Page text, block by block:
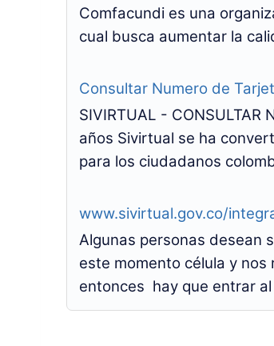
Comfacundi es una
cual busca aumentar la
Consultar Numero de
SIVIRTUAL - CONSULTAR
años Sivirtual se ha
para los ciudadanos
www.sivirtual.gov.co/
Algunas personas desean
este momento célula y
entonces hay que entrar al